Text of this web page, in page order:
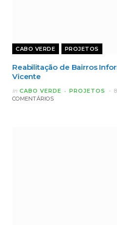
CABO VERDE PROJETOS
Reabilitação de Bairros
Vicente
In CABO VERDE PROJETOS
COMENTÁRIOS